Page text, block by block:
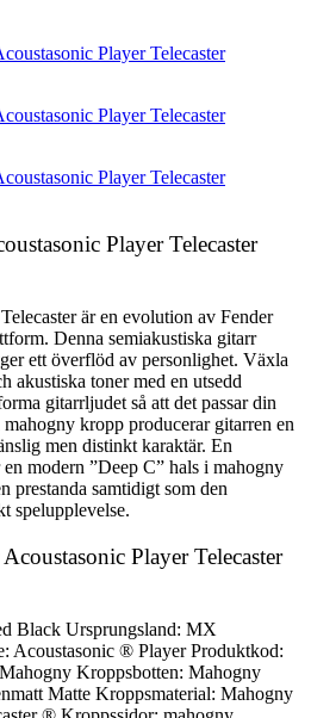
Player Telecaster
är en evolution av Fender
Denna semiakustiska gitarr
ett överflöd av personlighet. Växla
akustiska toner med en utsedd
gitarrljudet så att det passar din
kropp producerar gitarren en
men distinkt karaktär. En
modern ”Deep C” hals i mahogny
prestanda samtidigt som den
spelupplevelse.
Player Telecaster
Black Ursprungsland: MX
Acoustasonic ® Player Produktkod:
Kroppsbotten: Mahogny
Matte Kroppsmaterial: Mahogny